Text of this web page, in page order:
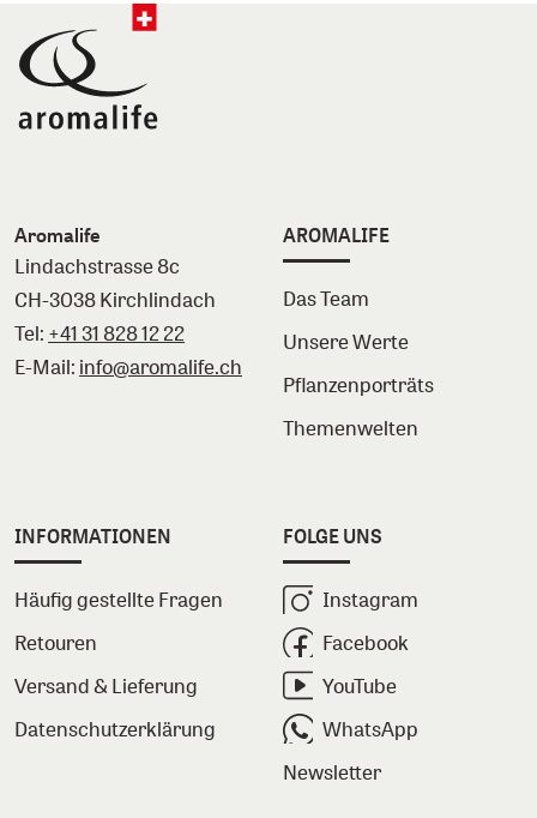
Aromalife
Lindachstrasse 8c
CH-3038 Kirchlindach
Tel: +41 31 828 12 22
E-Mail: info@aromalife.ch
AROMALIFE
Das Team
Unsere Werte
Pflanzenporträts
Themenwelten
INFORMATIONEN
Häufig gestellte Fragen
Retouren
Versand & Lieferung
Datenschutzerklärung
FOLGE UNS
Instagram
Facebook
YouTube
WhatsApp
Newsletter